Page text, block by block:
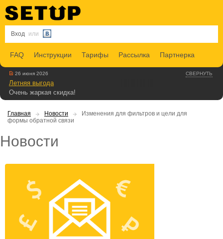
Вход или
FAQ Инструкции Тарифы Рассылка Партнерка
СВЕРНУТЬ
26 июня 2026
Летняя выгода
Очень жаркая скидка!
Главная Новости
Изменения для фильтров и цели для
формы обратной связи
Новости